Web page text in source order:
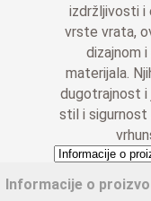
izdržljivosti i
vrste vrata,
dizajnom
materijala.
dugotrajnost i
stil i sigurnost
Informacije o